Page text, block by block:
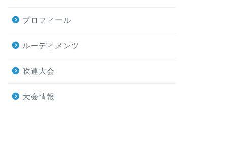
プロフィール
ルーディメンツ
吹連大会
大会情報